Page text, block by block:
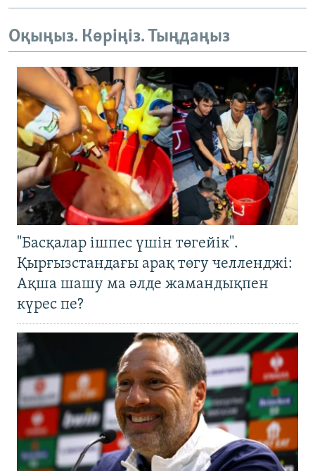
Оқыңыз. Көріңіз. Тыңдаңыз
"Басқалар ішпес үшін төгейік".
Қырғызстандағы арақ төгу челленджі:
Ақша шашу ма әлде жамандықпен
күрес пе?